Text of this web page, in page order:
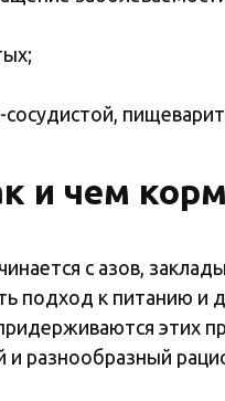
и чем
с азов,
подход к питанию и
этих
разнообразный